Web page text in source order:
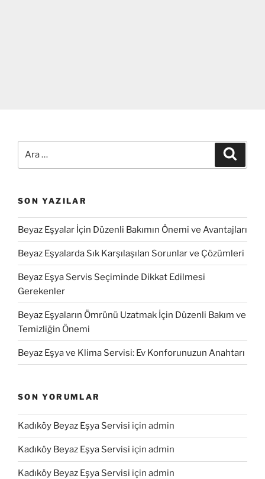
SON YAZILAR
Beyaz Eşyalar İçin Düzenli Bakımın Önemi ve Avantajları
Beyaz Eşyalarda Sık Karşılaşılan Sorunlar ve Çözümleri
Beyaz Eşya Servis Seçiminde Dikkat Edilmesi
Gerekenler
Beyaz Eşyaların Ömrünü Uzatmak İçin Düzenli Bakım ve
Temizliğin Önemi
Beyaz Eşya ve Klima Servisi: Ev Konforunuzun Anahtarı
SON YORUMLAR
Kadıköy Beyaz Eşya Servisi için admin
Kadıköy Beyaz Eşya Servisi için admin
Kadıköy Beyaz Eşya Servisi için admin